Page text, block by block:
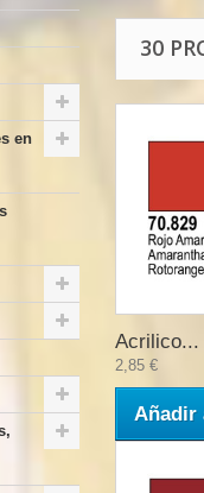
en
30
Acrilico...
2,85 €
Añadir